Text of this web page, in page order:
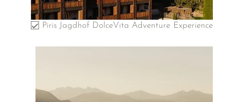
Piris Jagdhof DolceVita Adventure Experience